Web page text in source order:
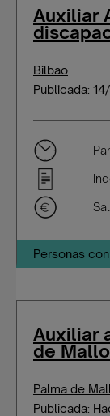
Auxiliar
Bilbao
Publicada:
Personas
Auxiliar
de
Palma de
Publicada: